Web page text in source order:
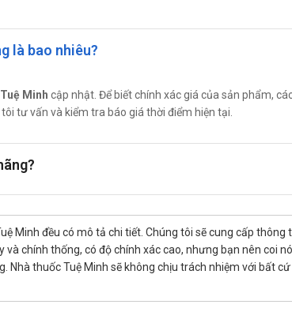
dày và viêm dạ dày,…
để tránh gặp tương tác xấu.
là bao nhiêu?
Minh cập nhật. Để biết chính xác giá của sản phẩm,
tư vấn và kiểm tra báo giá thời điểm hiện tại.
Minh đều có mô tả chi tiết. Chúng tôi sẽ cung cấp
chính thống, có độ chính xác cao, nhưng bạn nên coi
Nhà thuốc Tuệ Minh sẽ không chịu trách nhiệm với bất